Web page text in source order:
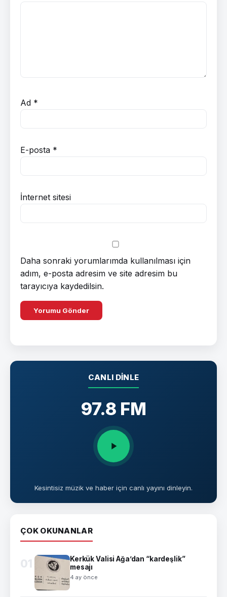
Ad *
E-posta *
İnternet sitesi
Daha sonraki yorumlarımda kullanılması için
adım, e-posta adresim ve site adresim bu
tarayıcıya kaydedilsin.
CANLI DINLE
97.8 FM
Kesintisiz müzik ve haber için canlı yayını dinleyin.
ÇOK OKUNANLAR
01
Kerkük Valisi Ağa’dan “kardeşlik”
mesajı
4 ay önce